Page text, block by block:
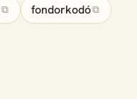
⧉ fondorkodó⧉